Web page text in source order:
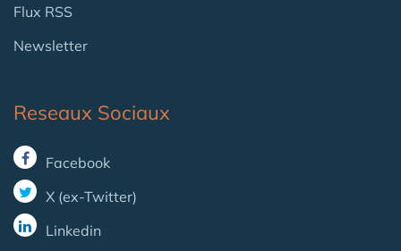
Flux RSS
Newsletter
Reseaux Sociaux
Facebook
X (ex-Twitter)
Linkedin